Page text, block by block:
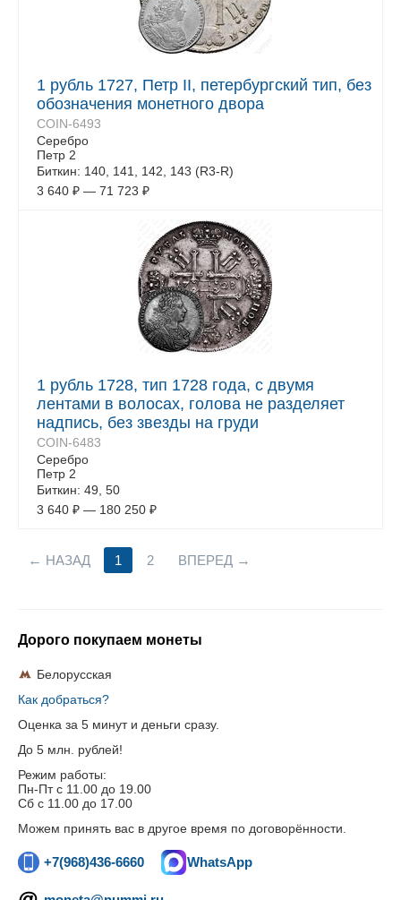
1 рубль 1727, Петр II, петербургский тип, без
обозначения монетного двора
COIN-6493
Серебро
Петр 2
Биткин: 140, 141, 142, 143 (R3-R)
3 640 ₽ — 71 723 ₽
1 рубль 1728, тип 1728 года, с двумя
лентами в волосах, голова не разделяет
надпись, без звезды на груди
COIN-6483
Серебро
Петр 2
Биткин: 49, 50
3 640 ₽ — 180 250 ₽
НАЗАД 1 2 ВПЕРЕД
Дорого покупаем монеты
Белорусская
Как добраться?
Оценка за 5 минут и деньги сразу.
До 5 млн. рублей!
Режим работы:
Пн-Пт c 11.00 до 19.00
Сб с 11.00 до 17.00
Можем принять вас в другое время по договорённости.
+7(968)436-6660 WhatsApp